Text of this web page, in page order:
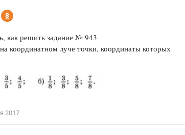
Разумовская М.М.,
как решить задание № 943
координатном луче точки, координаты которых
2017